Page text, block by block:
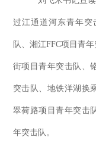
过江通道河东青年
队、湘江FFC项目青
街项目青年突击队、
突击队、地铁洋湖换
翠荷路项目青年突击
年突击队。